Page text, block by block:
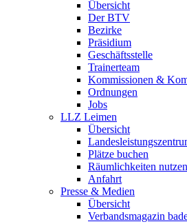
Übersicht
Der BTV
Bezirke
Präsidium
Geschäftsstelle
Trainerteam
Kommissionen &
Ordnungen
Jobs
LLZ Leimen
Übersicht
Plätze buchen
Räumlichkeiten nutzen
Anfahrt
Presse & Medien
Übersicht
Verbandsmagazin